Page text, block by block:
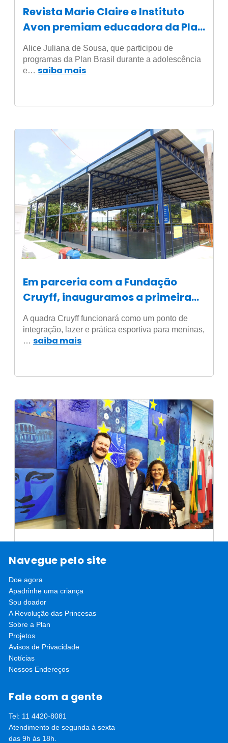
Revista Marie Claire e Instituto
Avon premiam educadora da Plan
Brasil
Alice Juliana de Sousa, que participou de
programas da Plan Brasil durante a adolescência
e… saiba mais
Em parceria com a Fundação
Cruyff, inauguramos a primeira
quadra esportiva Cruyff em
Timbiras, no Maranhão
A quadra Cruyff funcionará como um ponto de
integração, lazer e prática esportiva para meninas,
… saiba mais
Escola de Liderança para Meninas
ganha Prêmio de Direitos
Humanos da União Europeia
Também recebemos menção honrosa no Prêmio
Magno Cruz de Direitos Humanos, no Maranhão.
Confira!saiba mais
Navegue pelo site
Doe agora
Apadrinhe uma criança
Sou doador
A Revolução das Princesas
Sobre a Plan
Projetos
Avisos de Privacidade
Notícias
Nossos Endereços
Fale com a gente
Tel: 11 4420-8081
Atendimento de segunda à sexta
das 9h às 18h.